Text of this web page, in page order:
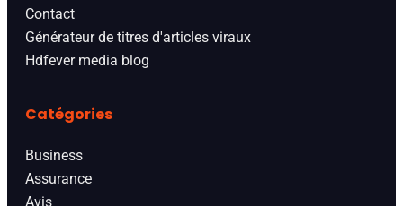
Contact
Générateur de titres d'articles viraux
Hdfever media blog
Catégories
Business
Assurance
Avis